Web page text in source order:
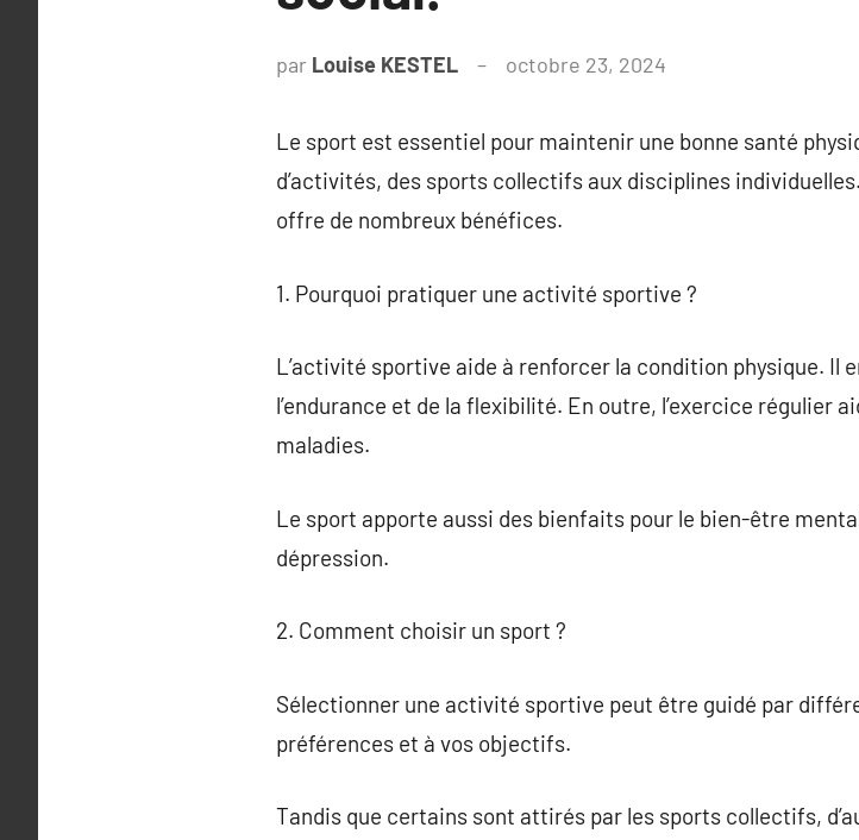
par Louise KESTEL octobre 23, 2024
Le sport est essentiel pour maintenir une bonne santé
d’activités, des sports collectifs aux disciplines
offre de nombreux bénéfices.
1. Pourquoi pratiquer une activité sportive ?
L’activité sportive aide à renforcer la condition physique. Il
l’endurance et de la flexibilité. En outre, l’exercice régulier
maladies.
Le sport apporte aussi des bienfaits pour le bien-être
dépression.
2. Comment choisir un sport ?
Sélectionner une activité sportive peut être guidé par
préférences et à vos objectifs.
Tandis que certains sont attirés par les sports collectifs,